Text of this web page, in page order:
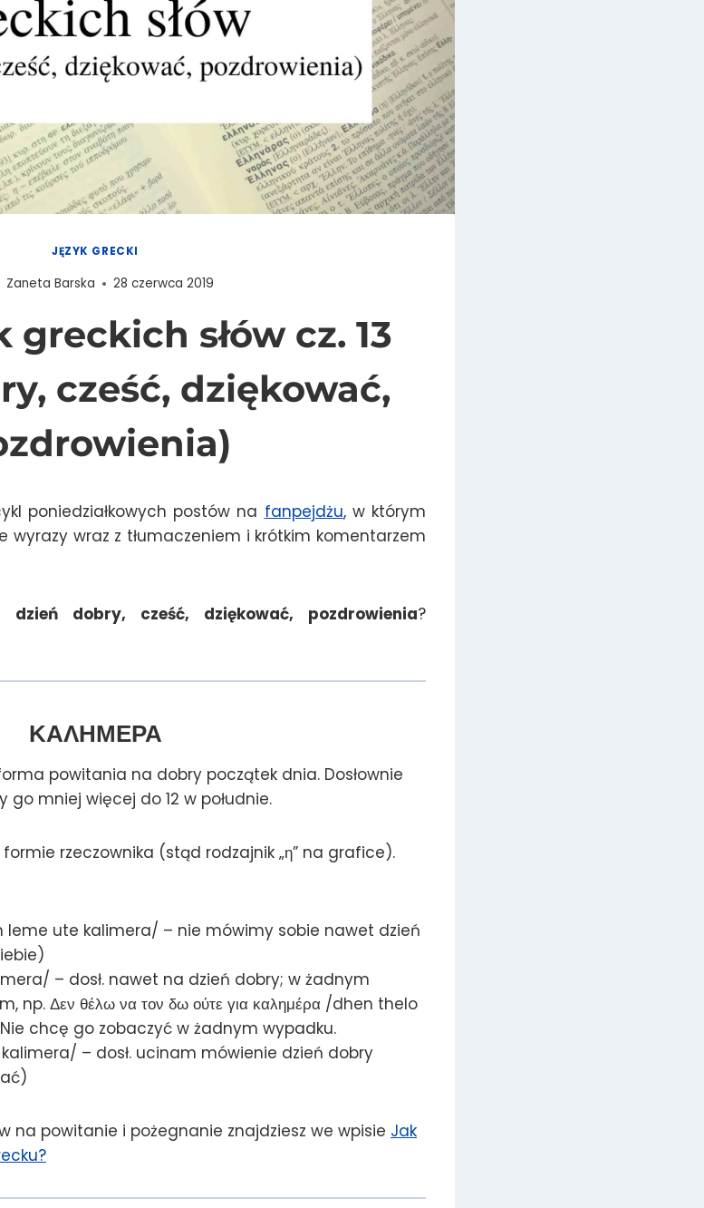
JĘZYK GRECKI
Zaneta Barska 28 czerwca 2019
greckich słów cz. 13
cześć, dziękować,
poniedziałkowych postów na fanpejdżu, w którym
wyrazy wraz z tłumaczeniem i krótkim komentarzem
dzień dobry, cześć, dziękować, pozdrowienia?
ΚΑΛΗΜΕΡΑ
powitania na dobry początek dnia. Dosłownie
go mniej więcej do 12 w południe.
rzeczownika (stąd rodzajnik „η” na grafice).
leme ute kalimera/ – nie mówimy sobie nawet dzień
– dosł. nawet na dzień dobry; w żadnym
Δεν θέλω να τον δω ούτε για καλημέρα /dhen thelo
chcę go zobaczyć w żadnym wypadku.
– dosł. ucinam mówienie dzień dobry
na powitanie i pożegnanie znajdziesz we wpisie Jak